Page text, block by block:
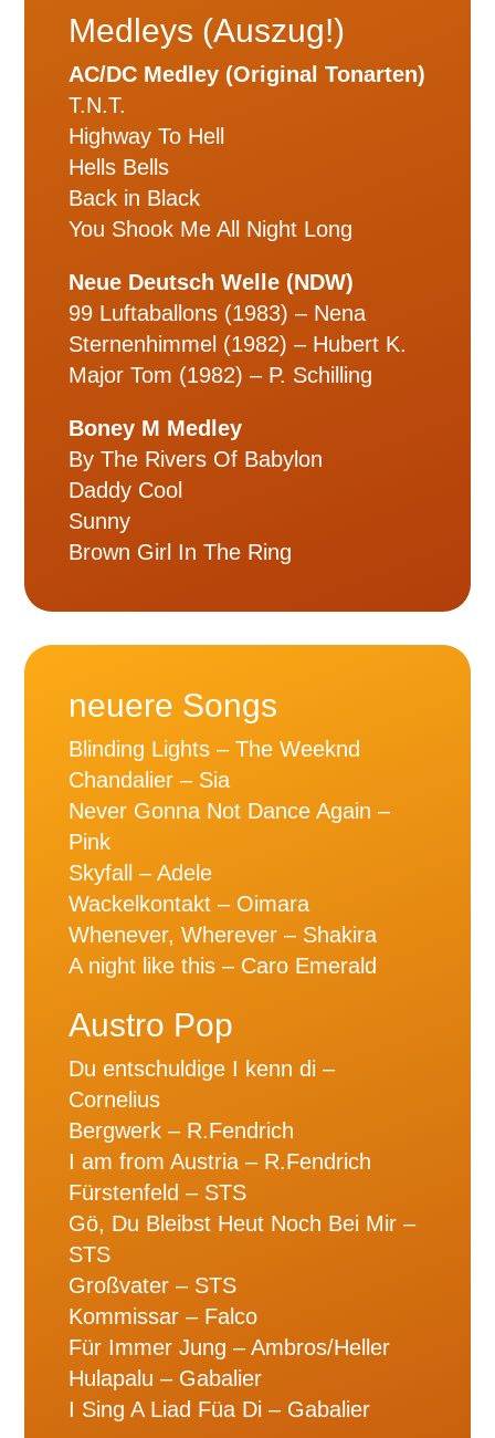
Medleys (Auszug!)
AC/DC Medley (Original Tonarten)
T.N.T.
Highway To Hell
Hells Bells
Back in Black
You Shook Me All Night Long
Neue Deutsch Welle (NDW)
99 Luftaballons (1983) – Nena
Sternenhimmel (1982) – Hubert K.
Major Tom (1982) – P. Schilling
Boney M Medley
By The Rivers Of Babylon
Daddy Cool
Sunny
Brown Girl In The Ring
neuere Songs
Blinding Lights – The Weeknd
Chandalier – Sia
Never Gonna Not Dance Again –
Pink
Skyfall – Adele
Wackelkontakt – Oimara
Whenever, Wherever – Shakira
A night like this – Caro Emerald
Austro Pop
Du entschuldige I kenn di –
Cornelius
Bergwerk – R.Fendrich
I am from Austria – R.Fendrich
Fürstenfeld – STS
Gö, Du Bleibst Heut Noch Bei Mir –
STS
Großvater – STS
Kommissar – Falco
Für Immer Jung – Ambros/Heller
Hulapalu – Gabalier
I Sing A Liad Füa Di – Gabalier